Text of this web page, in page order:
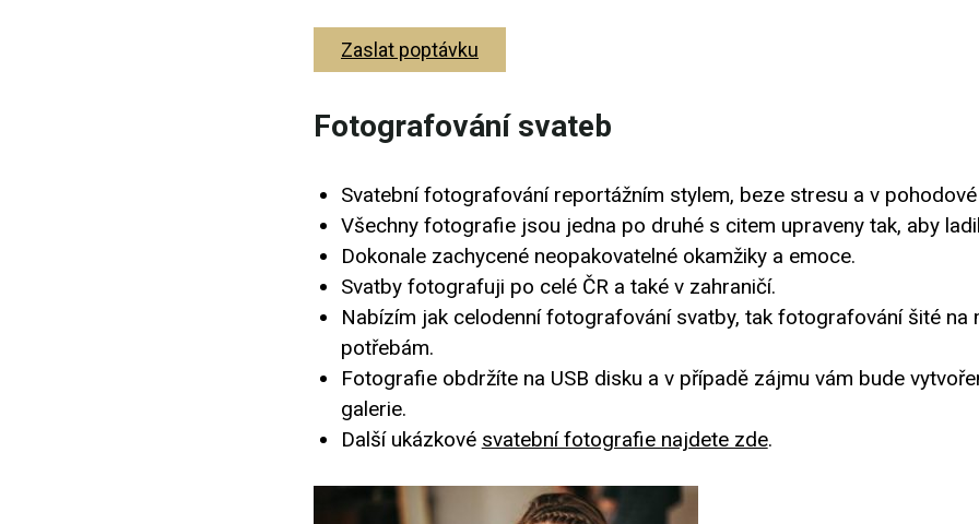
Zaslat poptávku
Fotografování svateb
Svatební fotografování reportážním stylem, beze stresu a v
Všechny fotografie jsou jedna po druhé s citem upraveny tak, aby
Dokonale zachycené neopakovatelné okamžiky a emoce.
Svatby fotografuji po celé ČR a také v zahraničí.
Nabízím jak celodenní fotografování svatby, tak fotografování šité na
potřebám.
Fotografie obdržíte na USB disku a v případě zájmu vám bude
galerie.
Další ukázkové svatební fotografie najdete zde.